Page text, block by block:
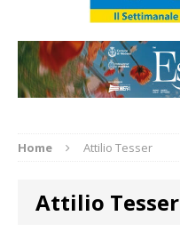
Home Attilio Tesser
Attilio Tesser